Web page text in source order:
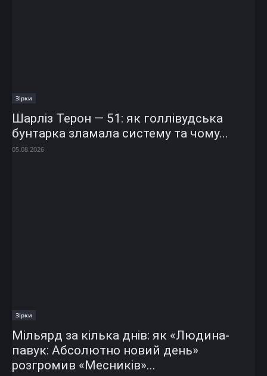
Зірки
Шарліз Терон — 51: як голлівудська
бунтарка зламала систему та чому...
05.08.2026
Зірки
Мільярд за кілька днів: як «Людина-
павук: Абсолютно новий день»
розгромив «Месників»...